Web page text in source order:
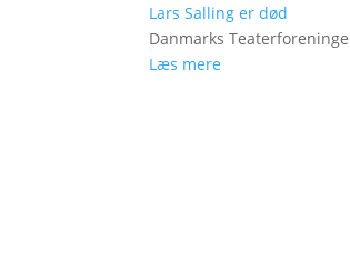
Lars Salling er død
Danmarks
Læs mere